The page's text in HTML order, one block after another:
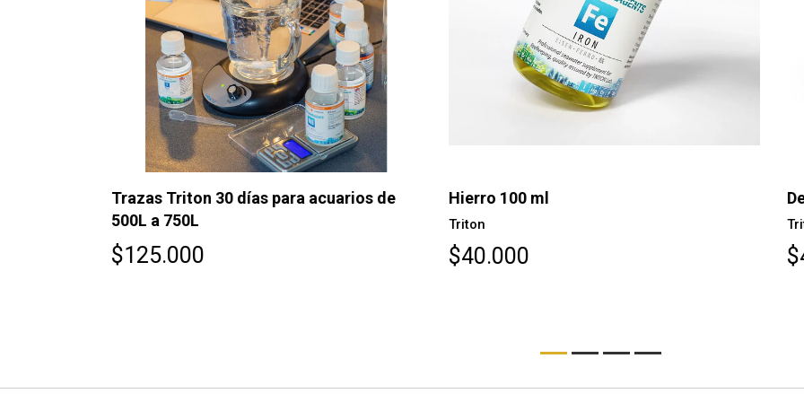
Trazas Triton 30 días para acuarios de
500L a 750L
$125.000
Hierro 100 ml
Triton
$40.000